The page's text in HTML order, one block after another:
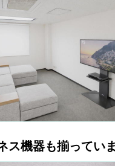
ス機器も揃ってい